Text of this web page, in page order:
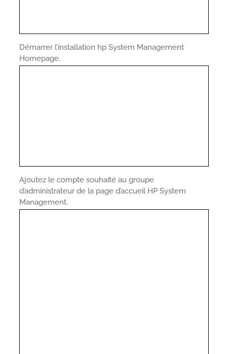
Démarrer l’installation hp System Management
Homepage.
Ajoutez le compte souhaité au groupe
d’administrateur de la page d’accueil HP System
Management.